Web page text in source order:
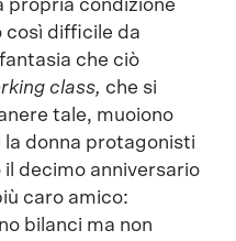
propria condizione
così difficile da
che ciò
class, che si
tale, muoiono
la donna protagonisti
decimo anniversario
caro amico:
bilanci ma non